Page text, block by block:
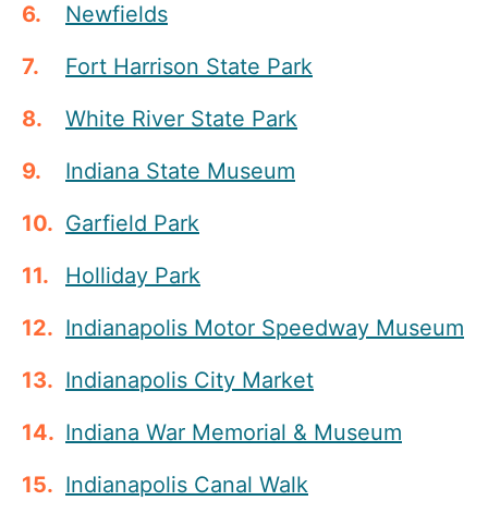
Newfields
Fort Harrison State Park
White River State Park
Indiana State Museum
Garfield Park
Holliday Park
Indianapolis Motor Speedway Museum
Indianapolis City Market
Indiana War Memorial & Museum
Indianapolis Canal Walk